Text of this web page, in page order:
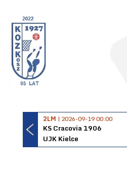
2LM | 2026-09-19 00:00
KS Cracovia 1906
UJK Kielce